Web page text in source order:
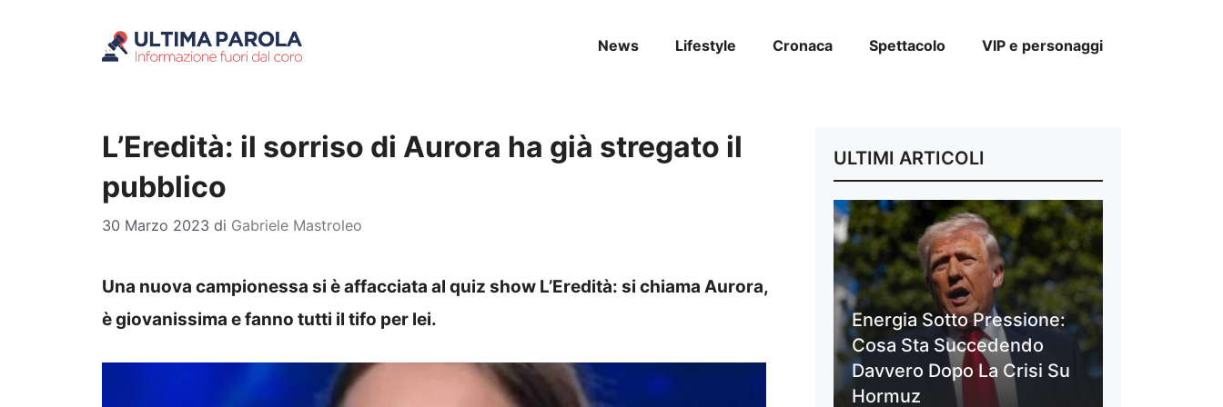
News Lifestyle Cronaca Spettacolo VIP e personaggi
L’Eredità: il sorriso di Aurora ha già stregato il
pubblico
30 Marzo 2023 di Gabriele Mastroleo
Una nuova campionessa si è affacciata al quiz show L’Eredità: si chiama Aurora,
è giovanissima e fanno tutti il tifo per lei.
ULTIMI ARTICOLI
Energia Sotto Pressione:
Cosa Sta Succedendo
Davvero Dopo La Crisi Su
Hormuz